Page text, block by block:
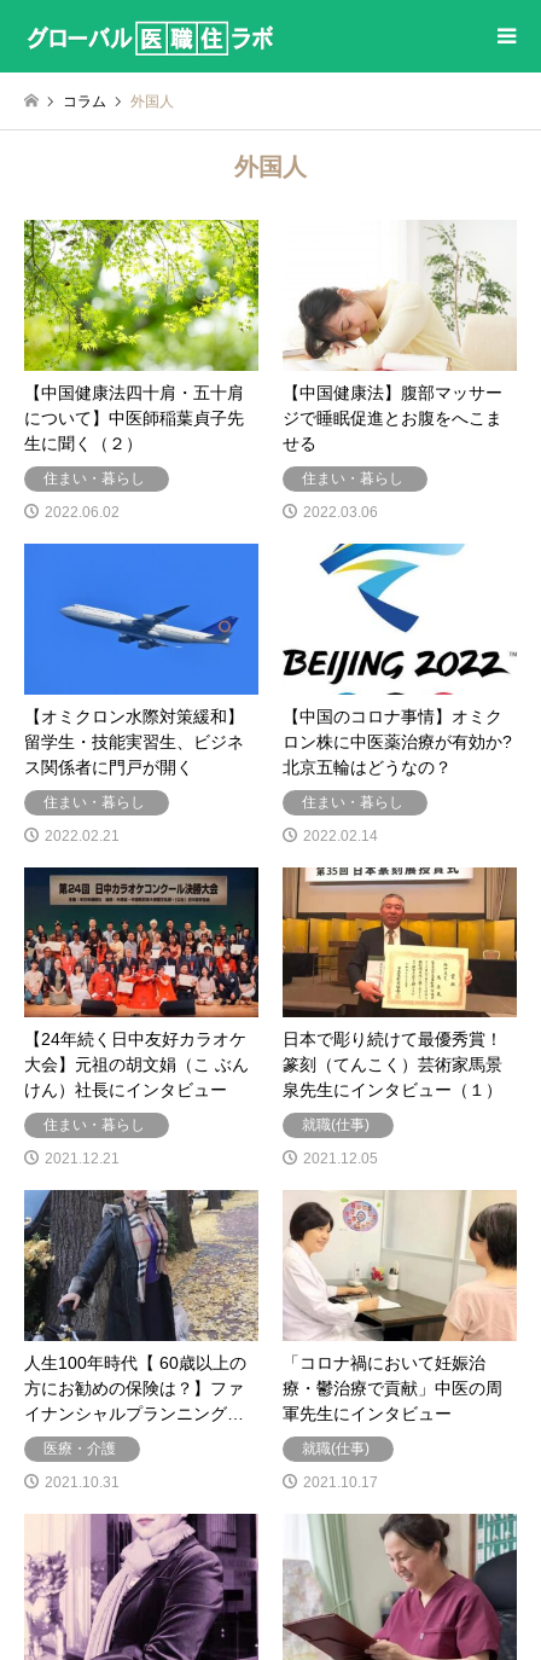
コラム 外国人
外国人
【中国健康法四十肩・五十肩
について】中医師稲葉貞子先
生に聞く（２）
住まい・暮らし
2022.06.02
【中国健康法】腹部マッサー
ジで睡眠促進とお腹をへこま
せる
住まい・暮らし
2022.03.06
【オミクロン水際対策緩和】
留学生・技能実習生、ビジネ
ス関係者に門戸が開く
住まい・暮らし
2022.02.21
【中国のコロナ事情】オミク
ロン株に中医薬治療が有効か?
北京五輪はどうなの？
住まい・暮らし
2022.02.14
【24年続く日中友好カラオケ
大会】元祖の胡文娟（こ ぶん
けん）社長にインタビュー
住まい・暮らし
2021.12.21
日本で彫り続けて最優秀賞！
篆刻（てんこく）芸術家馬景
泉先生にインタビュー（１）
就職(仕事)
2021.12.05
人生100年時代【 60歳以上の
方にお勧めの保険は？】ファ
イナンシャルプランニング…
医療・介護
2021.10.31
「コロナ禍において妊娠治
療・鬱治療で貢献」中医の周
軍先生にインタビュー
就職(仕事)
2021.10.17